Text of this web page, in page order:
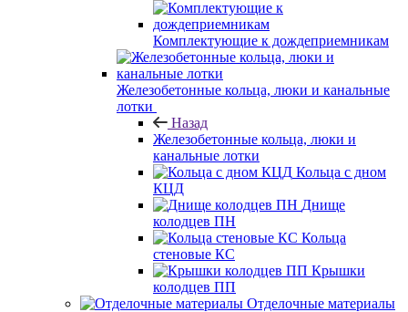
Комплектующие к дождеприемникам
Железобетонные кольца, люки и канальные
лотки
Назад
Железобетонные кольца, люки и
канальные лотки
Кольца с дном
КЦД
Днище
колодцев ПН
Кольца
стеновые КС
Крышки
колодцев ПП
Отделочные материалы